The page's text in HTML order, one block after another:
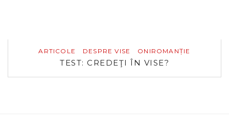
ARTICOLE DESPRE VISE ONIROMANȚIE
TEST: CREDEŢI ÎN VISE?